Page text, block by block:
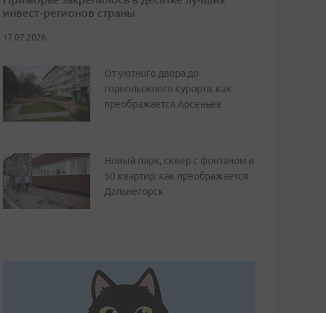
инвест-регионов страны
17.07.2026
От уютного двора до
горнолыжного курорта: как
преображается Арсеньев
Новый парк, сквер с фонтаном и
50 квартир: как преображается
Дальнегорск